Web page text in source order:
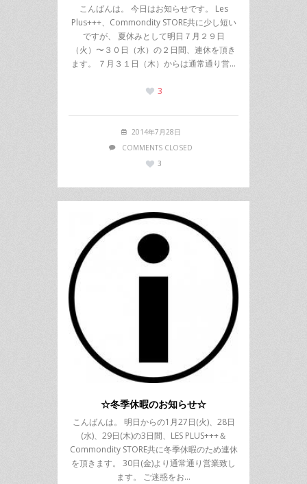
こんばんは。 今日はお知らせです。 Les
Plus+++、Commondity STORE共に少し短い
ですが、 夏休みとして明日７月２９日
（火）〜３０日（水）の２日間、連休を頂き
ます。 ７月３１日（木）からは通常通り営…
3
2014年7月28日
COMMENTS CLOSED
3
☆冬季休暇のお知らせ☆
こんばんは。 明日からの1月27日(火)、28日
(水)、29日(木)の3日間、LES PLUS+++＆
Commondity STORE共に冬季休暇のため連休
を頂きます。 30日(金)より通常通り営業致し
ます。 ご迷惑をお…